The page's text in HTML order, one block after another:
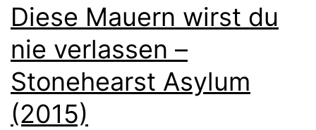
Diese Mauern wirst du
nie verlassen –
Stonehearst Asylum
(2015)